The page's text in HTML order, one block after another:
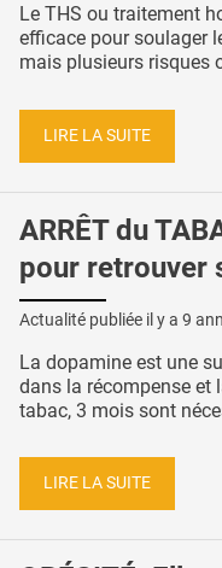
Le THS ou traitement
efficace pour soulager
mais plusieurs risques
LIRE LA SUITE
ARRÊT du
pour retrouver
Actualité publiée il y a 9
La dopamine est une
dans la récompense et
tabac, 3 mois sont
LIRE LA SUITE